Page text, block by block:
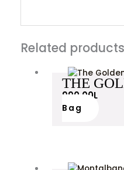
Related products
THE
990.00L
Bag